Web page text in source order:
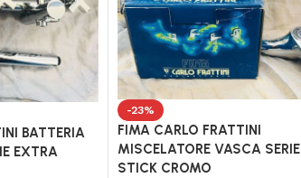
BATTERIA
EXTRA
-23%
FIMA CARLO FRATTINI
MISCELATORE VASCA SERIE
STICK CROMO